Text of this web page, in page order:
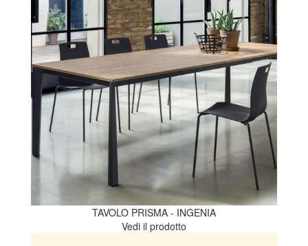
TAVOLO PRISMA - INGENIA
Vedi il prodotto